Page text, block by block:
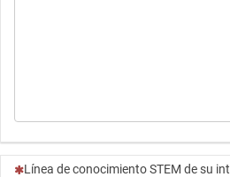
(Esta pregunta es obligatoria)
Línea de conocimiento STEM de su